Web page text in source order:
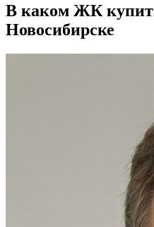
В каком ЖК
Новосибирске